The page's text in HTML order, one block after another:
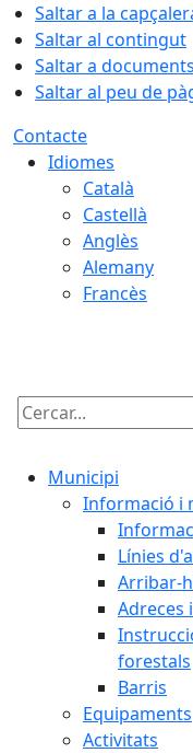
Saltar a la
Saltar al contingut
Saltar a documents
Saltar al peu de
Contacte
Idiomes
Català
Castellà
Anglès
Alemany
Francès
Cercar:
Municipi
Informació i
Línies
Arribar-
Adreces
forestals
Barris
Equipaments
Activitats